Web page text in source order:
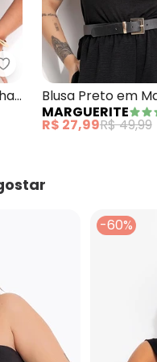
Marguerite - Blusa
Blusa Preto em
MARGUERITE
R$ 27,99R$ 49,99
-60%